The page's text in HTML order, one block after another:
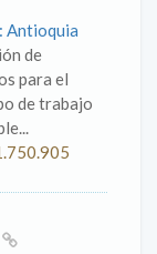
Antioquia
de
para el
de trabajo